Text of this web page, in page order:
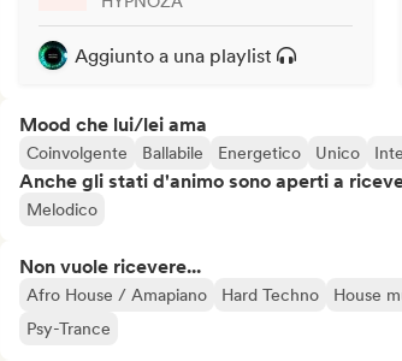
Aggiunto a una playlist
Mood che lui/lei ama
Coinvolgente Ballabile Energetico Unico
Anche gli stati d'animo sono aperti a
Melodico
Non vuole ricevere...
Afro House / Amapiano Hard Techno House
Psy-Trance